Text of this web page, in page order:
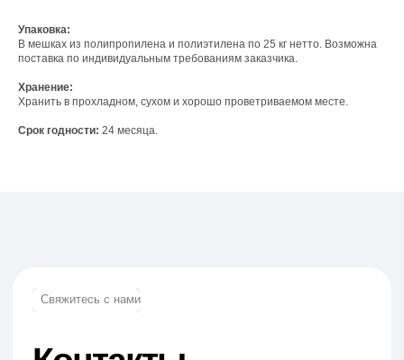
Упаковка:
В мешках из полипропилена и полиэтилена по 25 кг нетто. Возможна
поставка по индивидуальным требованиям заказчика.
Хранение:
Хранить в прохладном, сухом и хорошо проветриваемом месте.
Срок годности: 24 месяца.